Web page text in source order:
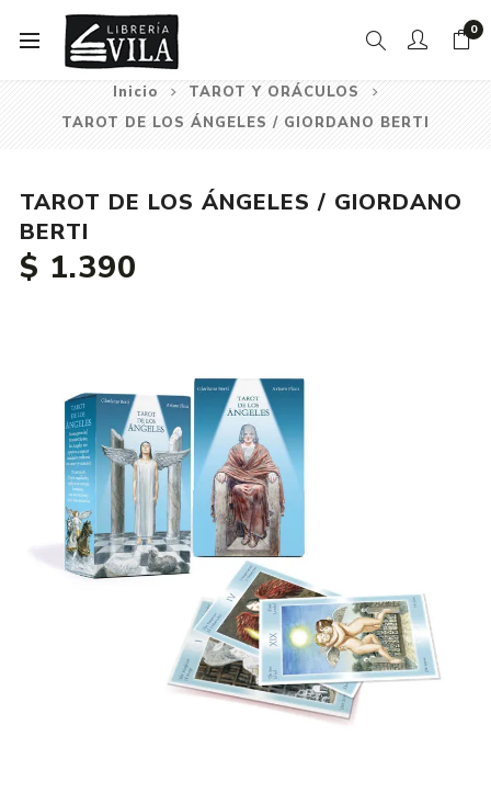
0
Inicio
TAROT Y ORÁCULOS
TAROT DE LOS ÁNGELES / GIORDANO BERTI
TAROT DE LOS ÁNGELES / GIORDANO
BERTI
$ 1.390